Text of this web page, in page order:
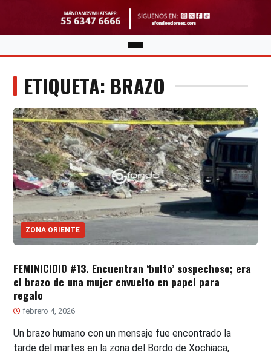
ETIQUETA: BRAZO
ZONA ORIENTE
FEMINICIDIO #13. Encuentran ‘bulto’ sospechoso; era
el brazo de una mujer envuelto en papel para
regalo
febrero 4, 2026
Un brazo humano con un mensaje fue encontrado la
tarde del martes en la zona del Bordo de Xochiaca,